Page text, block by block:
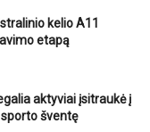
kelio A11
etapą
aktyviai įsitraukė į
šventę